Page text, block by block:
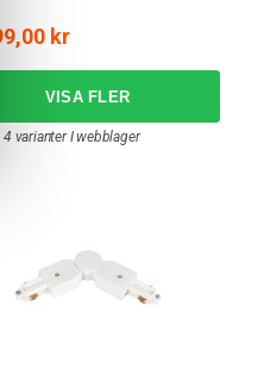
kr
4 varianter I webblager